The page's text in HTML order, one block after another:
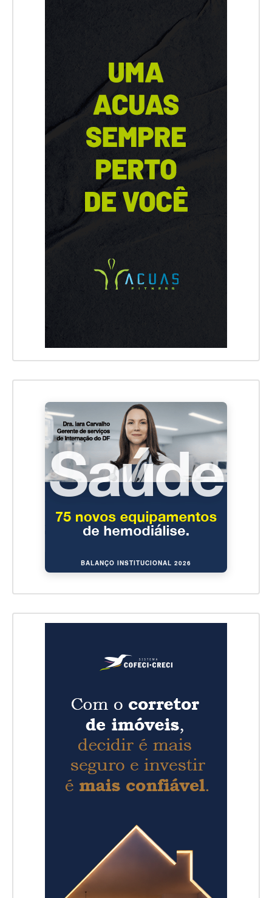
BALANÇO INSTITUCIONAL 2026